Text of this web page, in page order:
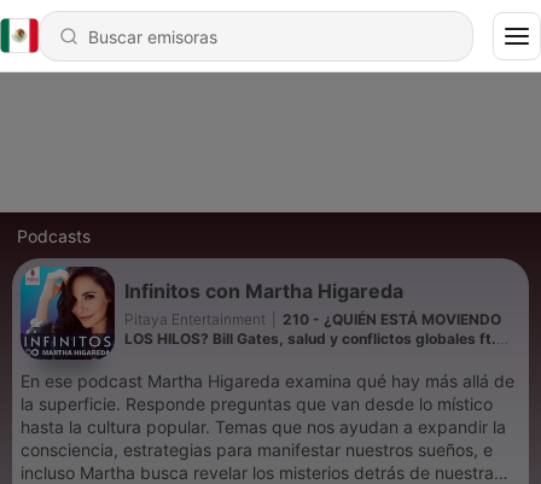
Podcasts
Infinitos con Martha Higareda
Pitaya Entertainment
210 - ¿QUIÉN ESTÁ MOVIENDO
LOS HILOS? Bill Gates, salud y conflictos globales ft.
En ese podcast Martha Higareda examina qué hay más allá de
la superficie. Responde preguntas que van desde lo místico
hasta la cultura popular. Temas que nos ayudan a expandir la
consciencia, estrategias para manifestar nuestros sueños, e
incluso Martha busca revelar los misterios detrás de nuestra